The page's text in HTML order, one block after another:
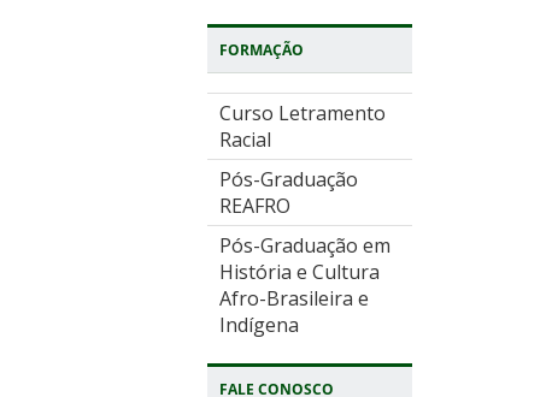
FORMAÇÃO
Curso Letramento
Racial
Pós-Graduação
REAFRO
Pós-Graduação em
História e Cultura
Afro-Brasileira e
Indígena
FALE CONOSCO